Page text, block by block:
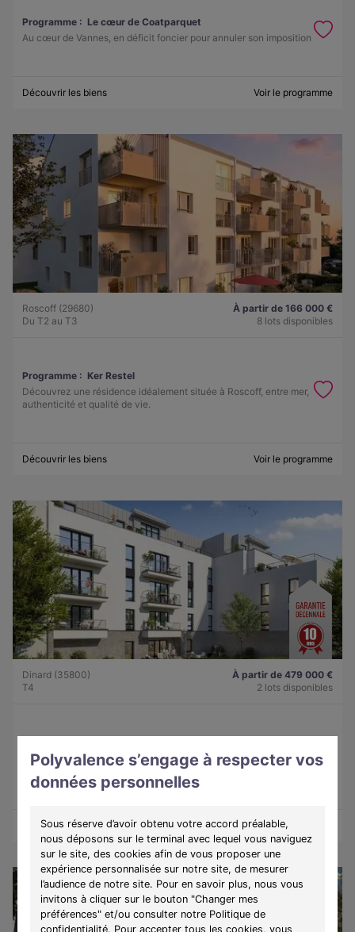
Polyvalence s’engage à respecter vos
données personnelles
Sous réserve d’avoir obtenu votre accord préalable,
nous déposons sur le terminal avec lequel vous naviguez
sur le site, des cookies afin de vous proposer une
expérience personnalisée sur notre site, de mesurer
l’audience de notre site. Pour en savoir plus, nous vous
invitons à cliquer sur le bouton "Changer mes
préférences" et/ou consulter notre Politique de
confidentialité. Pour accepter tous les cookies, vous
Programme : Le cœur de Coatparquet
Au cœur de Vannes, en déficit foncier pour annuler son imposition
Découvrir les biens Voir le programme
Roscoff (29680)
Du T2 au T3
À partir de 166 000 €
8 lots disponibles
Programme : Ker Restel
Découvrez une résidence idéalement située à Roscoff, entre mer,
authenticité et qualité de vie.
Découvrir les biens Voir le programme
Dinard (35800)
T4
À partir de 479 000 €
2 lots disponibles
Découvrez une résidence intimiste à Dinard, alliant élégance,
confort et douceur de vivre sur la côte d'Émeraude.
Découvrir les biens Voir le programme